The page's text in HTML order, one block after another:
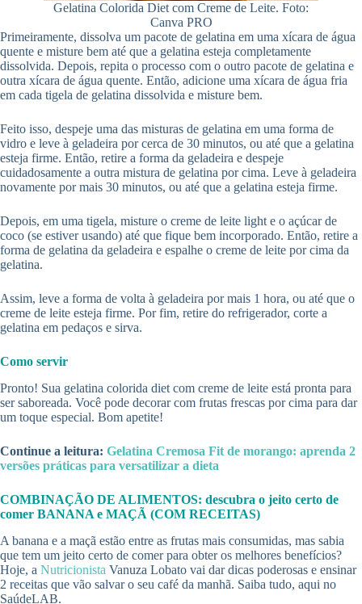
Gelatina Colorida Diet com Creme de Leite. Foto:
Canva PRO
Primeiramente, dissolva um pacote de gelatina em uma xícara de água
quente e misture bem até que a gelatina esteja completamente
dissolvida. Depois, repita o processo com o outro pacote de gelatina e
outra xícara de água quente. Então, adicione uma xícara de água fria
em cada tigela de gelatina dissolvida e misture bem.
Feito isso, despeje uma das misturas de gelatina em uma forma de
vidro e leve à geladeira por cerca de 30 minutos, ou até que a gelatina
esteja firme. Então, retire a forma da geladeira e despeje
cuidadosamente a outra mistura de gelatina por cima. Leve à geladeira
novamente por mais 30 minutos, ou até que a gelatina esteja firme.
Depois, em uma tigela, misture o creme de leite light e o açúcar de
coco (se estiver usando) até que fique bem incorporado. Então, retire a
forma de gelatina da geladeira e espalhe o creme de leite por cima da
gelatina.
Assim, leve a forma de volta à geladeira por mais 1 hora, ou até que o
creme de leite esteja firme. Por fim, retire do refrigerador, corte a
gelatina em pedaços e sirva.
Como servir
Pronto! Sua gelatina colorida diet com creme de leite está pronta para
ser saboreada. Você pode decorar com frutas frescas por cima para dar
um toque especial. Bom apetite!
Continue a leitura: Gelatina Cremosa Fit de morango: aprenda 2
versões práticas para versatilizar a dieta
COMBINAÇÃO DE ALIMENTOS: descubra o jeito certo de
comer BANANA e MAÇÃ (COM RECEITAS)
A banana e a maçã estão entre as frutas mais consumidas, mas sabia
que tem um jeito certo de comer para obter os melhores benefícios?
Hoje, a Nutricionista Vanuza Lobato vai dar dicas poderosas e ensinar
2 receitas que vão salvar o seu café da manhã. Saiba tudo, aqui no
SaúdeLAB.